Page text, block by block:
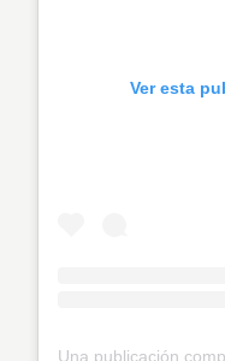
Ver esta